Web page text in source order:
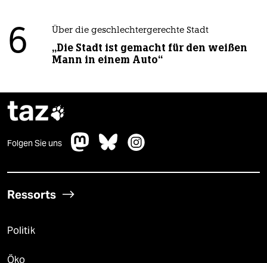
6 Über die geschlechtergerechte Stadt
„Die Stadt ist gemacht für den weißen
Mann in einem Auto“
taz
Folgen Sie uns
Ressorts
Politik
Öko